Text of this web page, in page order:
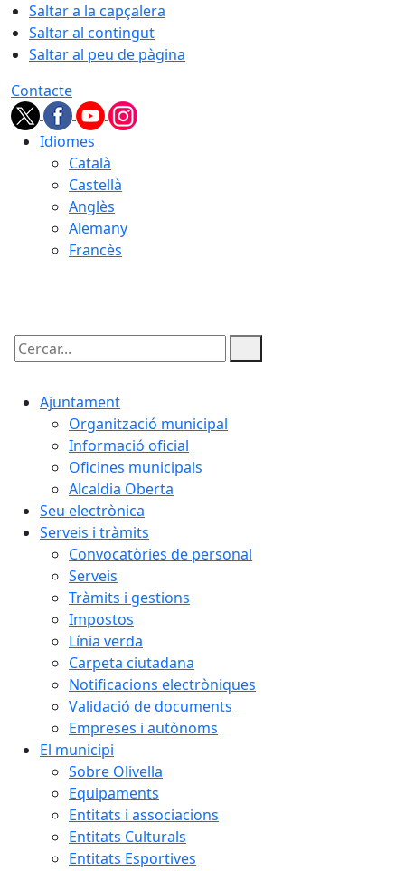
Saltar a la capçalera
Saltar al contingut
Saltar al peu de pàgina
Contacte
Idiomes
Català
Castellà
Anglès
Alemany
Francès
Cercar:
Ajuntament
Organització municipal
Informació oficial
Oficines municipals
Alcaldia Oberta
Seu electrònica
Serveis i tràmits
Convocatòries de personal
Serveis
Tràmits i gestions
Impostos
Línia verda
Carpeta ciutadana
Notificacions electròniques
Validació de documents
Empreses i autònoms
El municipi
Sobre Olivella
Equipaments
Entitats i associacions
Entitats Culturals
Entitats Esportives